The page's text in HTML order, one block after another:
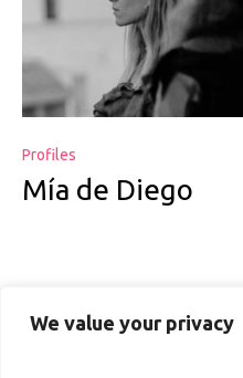
We value your privacy
Profiles
Mía de Diego